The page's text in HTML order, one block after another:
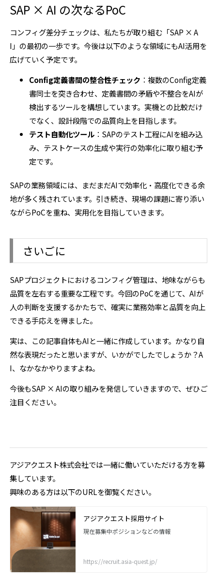
SAP × AI の次なるPoC
コンフィグ差分チェックは、私たちが取り組む「SAP × A
I」の最初の一歩です。今後は以下のような領域にもAI活用を
広げていく予定です。
Config定義書間の整合性チェック ：複数のConfig定義
書同士を突き合わせ、定義書間の矛盾や不整合をAIが
検出するツールを構想しています。実機との比較だけ
でなく、設計段階での品質向上を目指します。
テスト自動化ツール ：SAPのテスト工程にAIを組み込
み、テストケースの生成や実行の効率化に取り組む予
定です。
SAPの業務領域には、まだまだAIで効率化・高度化できる余
地が多く残されています。引き続き、現場の課題に寄り添い
ながらPoCを重ね、実用化を目指していきます。
さいごに
SAPプロジェクトにおけるコンフィグ管理は、地味ながらも
品質を左右する重要な工程です。今回のPoCを通じて、AIが
人の判断を支援するかたちで、確実に業務効率と品質を向上
できる手応えを得ました。
実は、この記事自体もAIと一緒に作成しています。かなり自
然な表現だったと思いますが、いかがでしたでしょうか？A
I、なかなかやりますよね。
今後もSAP × AIの取り組みを発信していきますので、ぜひご
注目ください。
アジアクエスト株式会社では一緒に働いていただける方を募
集しています。
興味のある方は以下のURLを御覧ください。
アジアクエスト採用サイト
現在募集中ポジションなどの情報
https://recruit.asia-quest.jp/